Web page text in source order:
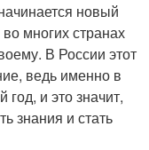
новый
многих странах
В России этот
ведь именно в
и это значит,
знания и стать